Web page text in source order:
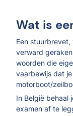
Wat is
Een
verward
woorden die
vaarbewijs dat
motorboot/
In België behaal
examen af te